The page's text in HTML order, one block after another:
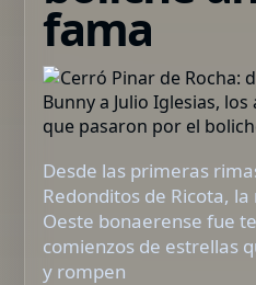
fama
Desde las primeras
Redonditos de Ricota,
Oeste bonaerense fue
comienzos de estrellas
y rompen